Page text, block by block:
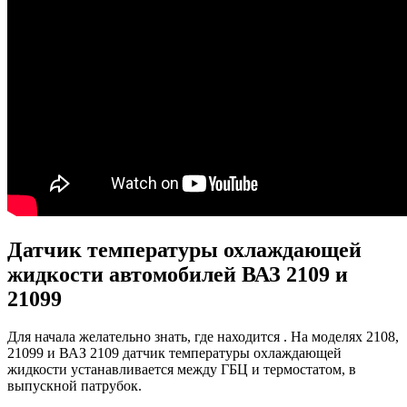
Датчик температуры охлаждающей
жидкости автомобилей ВАЗ 2109 и
21099
Для начала желательно знать, где находится . На моделях 2108,
21099 и ВАЗ 2109 датчик температуры охлаждающей
жидкости устанавливается между ГБЦ и термостатом, в
выпускной патрубок.